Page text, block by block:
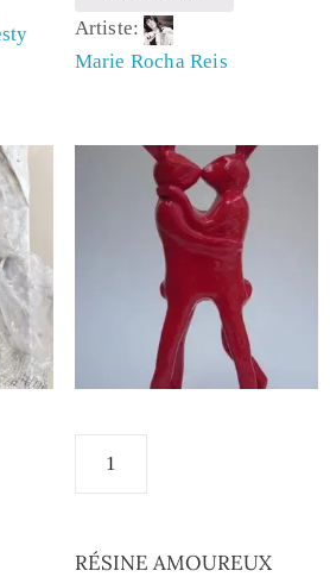
Artiste:
Marie Rocha Reis
RÉSINE AMOUREUX